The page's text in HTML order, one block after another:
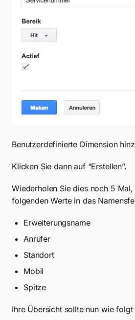
Benutzerdefinierte Dimension
Klicken Sie dann auf “Erstellen”.
Wiederholen Sie dies noch 5
folgenden Werte in das
Erweiterungsname
Anrufer
Standort
Mobil
Spitze
Ihre Übersicht sollte nun wie folgt